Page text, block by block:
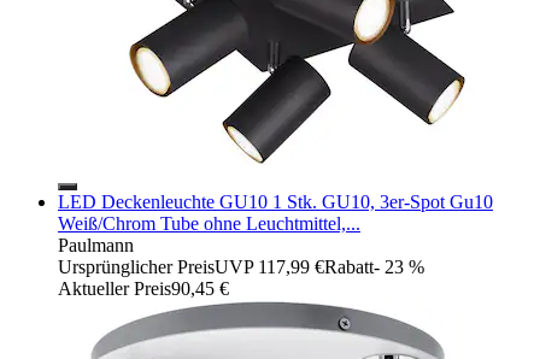
LED Deckenleuchte GU10 1 Stk. GU10, 3er-Spot Gu10
Weiß/Chrom Tube ohne Leuchtmittel,...
Paulmann
Ursprünglicher PreisUVP 117,99 €Rabatt- 23 %
Aktueller Preis90,45 €